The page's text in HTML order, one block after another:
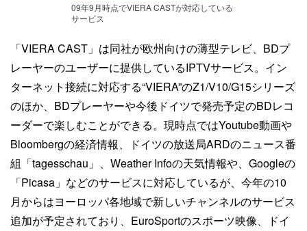
09年9月時点でVIERA CASTが対応している
サービス
「VIERA CAST」は同社が欧州向けの薄型テレビ、BDプ
レーヤーのユーザーに提供しているIPTVサービス。イン
ターネット接続に対応する“VIERA”のZ1/V10/G15シリーズ
のほか、BDプレーヤーや今後ドイツで発売予定のBDレコ
ーダーで楽しむことができる。現時点ではYoutube動画や
Bloombergの経済情報、ドイツの放送局ARDのニュース番
組「tagesschau」、Weather Infoの天気情報や、Googleの
「Picasa」などのサービスに対応しているが、今年の10
月からはヨーロッパ各地域で新しいチャンネルのサービス
追加が予定されており、EuroSportのスポーツ映像、ドイ